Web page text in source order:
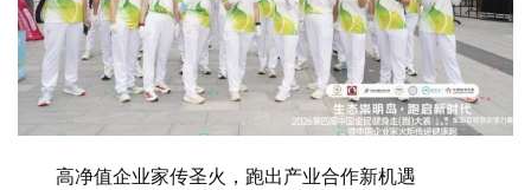
高净值企业家传圣火，跑出产业合作新机遇